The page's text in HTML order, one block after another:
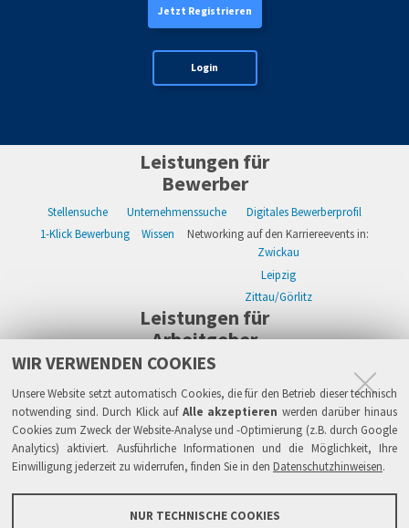
WIR VERWENDEN COOKIES
Unsere Website setzt automatisch Cookies, die für den Betrieb dieser technisch
notwending sind. Durch Klick auf Alle akzeptieren werden darüber hinaus
Cookies zum Zweck der Website-Analyse und -Optimierung (z.B. durch Google
Analytics) aktiviert. Ausführliche Informationen und die Möglichkeit, Ihre
Einwilligung jederzeit zu widerrufen, finden Sie in den Datenschutzhinweisen.
NUR TECHNISCHE COOKIES
Jetzt Registrieren
Login
Leistungen für
Bewerber
Stellensuche Unternehmenssuche
Digitales Bewerberprofil
1-Klick Bewerbung
Wissen
Networking auf den Karriereevents in:
Zwickau
Leipzig
Zittau/Görlitz
Leistungen für
Arbeitgeber
WIKWAY Online-Recruiting Kostenloses Firmenprofil
Alle Einzelleistungen
Wissen
Live-Recruiting auf Karriereevents in:
Zwickau
Leipzig
Zittau/Görlitz
Sicherheit